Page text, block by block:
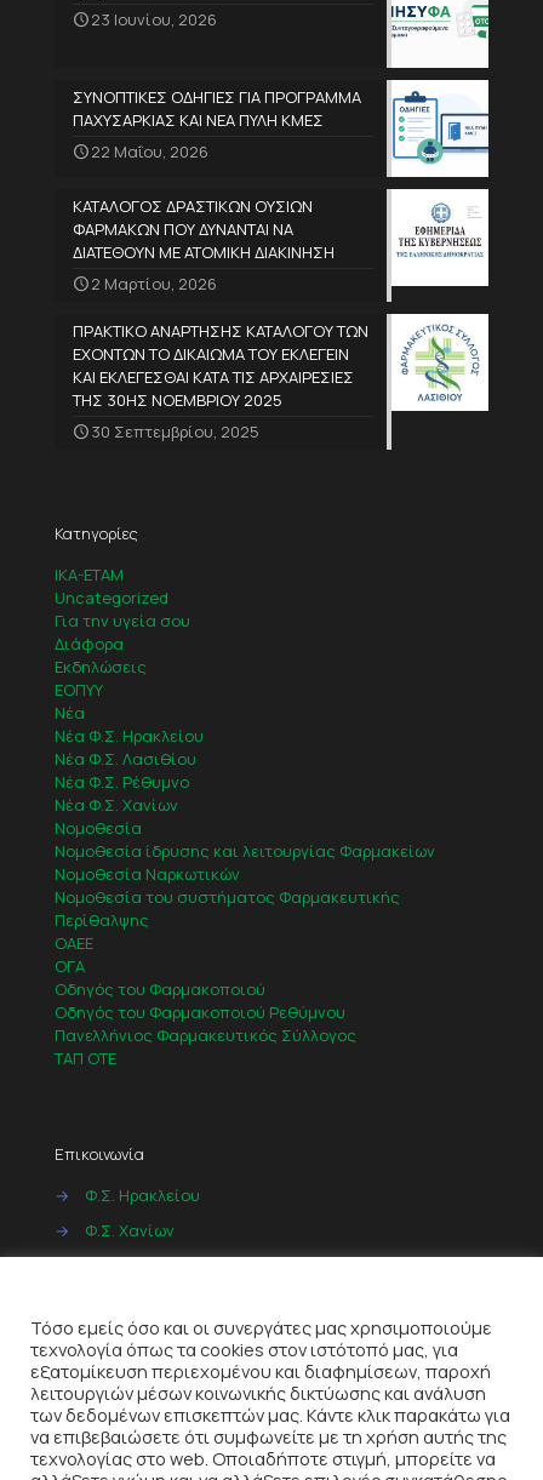
23 Ιουνίου, 2026
ΣΥΝΟΠΤΙΚΕΣ ΟΔΗΓΙΕΣ ΓΙΑ ΠΡΟΓΡΑΜΜΑ
ΠΑΧΥΣΑΡΚΙΑΣ ΚΑΙ ΝΕΑ ΠΥΛΗ ΚΜΕΣ
22 Μαΐου, 2026
ΚΑΤΑΛΟΓΟΣ ΔΡΑΣΤΙΚΩΝ ΟΥΣΙΩΝ
ΦΑΡΜΑΚΩΝ ΠΟΥ ΔΥΝΑΝΤΑΙ ΝΑ
ΔΙΑΤΕΘΟΥΝ ΜΕ ΑΤΟΜΙΚΗ ΔΙΑΚΙΝΗΣΗ
2 Μαρτίου, 2026
ΠΡΑΚΤΙΚΟ ΑΝΑΡΤΗΣΗΣ ΚΑΤΑΛΟΓΟΥ ΤΩΝ
ΕΧΟΝΤΩΝ ΤΟ ΔΙΚΑΙΩΜΑ ΤΟΥ ΕΚΛΕΓΕΙΝ
ΚΑΙ ΕΚΛΕΓΕΣΘΑΙ ΚΑΤΑ ΤΙΣ ΑΡΧΑΙΡΕΣΙΕΣ
ΤΗΣ 30ΗΣ ΝΟΕΜΒΡΙΟΥ 2025
30 Σεπτεμβρίου, 2025
Κατηγορίες
IKA-ETAM
Uncategorized
Για την υγεία σου
Διάφορα
Εκδηλώσεις
ΕΟΠΥΥ
Νέα
Νέα Φ.Σ. Ηρακλείου
Νέα Φ.Σ. Λασιθίου
Νέα Φ.Σ. Ρέθυμνο
Νέα Φ.Σ. Χανίων
Νομοθεσία
Νομοθεσία ίδρυσης και λειτουργίας Φαρμακείων
Νομοθεσία Ναρκωτικών
Νομοθεσία του συστήματος Φαρμακευτικής
Περίθαλψης
ΟΑΕΕ
ΟΓΑ
Οδηγός του Φαρμακοποιού
Οδηγός του Φαρμακοποιού Ρεθύμνου
Πανελλήνιος Φαρμακευτικός Σύλλογος
ΤΑΠ ΟΤΕ
Επικοινωνία
→
Φ.Σ. Ηρακλείου
→
Φ.Σ. Χανίων
Τόσο εμείς όσο και οι συνεργάτες μας χρησιμοποιούμε
τεχνολογία όπως τα cookies στον ιστότοπό μας, για
εξατομίκευση περιεχομένου και διαφημίσεων, παροχή
λειτουργιών μέσων κοινωνικής δικτύωσης και ανάλυση
των δεδομένων επισκεπτών μας. Κάντε κλικ παρακάτω για
να επιβεβαιώσετε ότι συμφωνείτε με τη χρήση αυτής της
τεχνολογίας στο web. Οποιαδήποτε στιγμή, μπορείτε να